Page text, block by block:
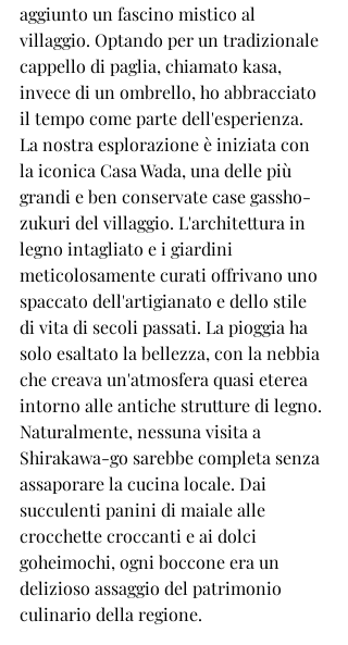
aggiunto un fascino mistico al
villaggio. Optando per un tradizionale
cappello di paglia, chiamato kasa,
invece di un ombrello, ho abbracciato
il tempo come parte dell'esperienza.
La nostra esplorazione è iniziata con
la iconica Casa Wada, una delle più
grandi e ben conservate case gassho-
zukuri del villaggio. L'architettura in
legno intagliato e i giardini
meticolosamente curati offrivano uno
spaccato dell'artigianato e dello stile
di vita di secoli passati. La pioggia ha
solo esaltato la bellezza, con la nebbia
che creava un'atmosfera quasi eterea
intorno alle antiche strutture di legno.
Naturalmente, nessuna visita a
Shirakawa-go sarebbe completa senza
assaporare la cucina locale. Dai
succulenti panini di maiale alle
crocchette croccanti e ai dolci
goheimochi, ogni boccone era un
delizioso assaggio del patrimonio
culinario della regione.